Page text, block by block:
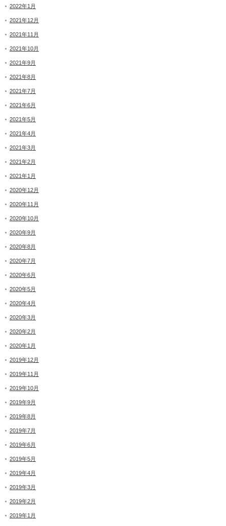
2022年1月
2021年12月
2021年11月
2021年10月
2021年9月
2021年8月
2021年7月
2021年6月
2021年5月
2021年4月
2021年3月
2021年2月
2021年1月
2020年12月
2020年11月
2020年10月
2020年9月
2020年8月
2020年7月
2020年6月
2020年5月
2020年4月
2020年3月
2020年2月
2020年1月
2019年12月
2019年11月
2019年10月
2019年9月
2019年8月
2019年7月
2019年6月
2019年5月
2019年4月
2019年3月
2019年2月
2019年1月